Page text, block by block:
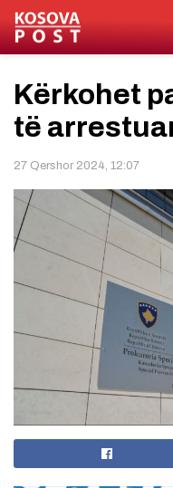
Kërkohet
të
27 Qershor 2024, 12:07